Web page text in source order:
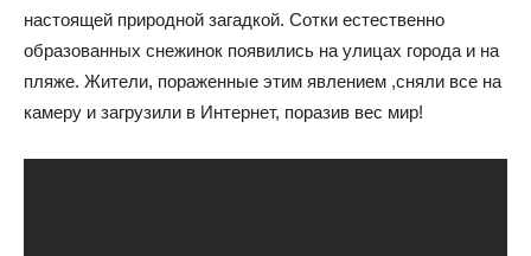
настоящей природной загадкой. Сотки естественно
образованных снежинок появились на улицах города и на
пляже. Жители, пораженные этим явлением ,сняли все на
камеру и загрузили в Интернет, поразив вес мир!